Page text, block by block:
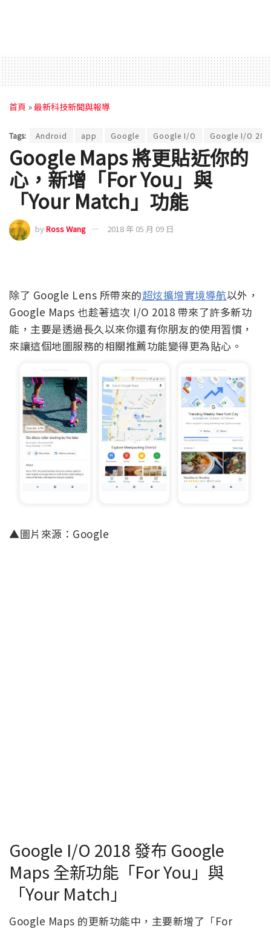
首頁 »最新科技新聞與報導
Tags: Android app Google Google I/O Google I/O
Google Maps 將更貼近你的
心，新增「For You」與
「Your Match」功能
byRoss Wang 2018 年 05 月 09 日
除了 Google Lens 所帶來的超炫擴增實境導航以外，
Google Maps 也趁著這次 I/O 2018 帶來了許多新功
能，主要是透過長久以來你還有你朋友的使用習慣，
來讓這個地圖服務的相關推薦功能變得更為貼心。
▲圖片來源：Google
Google I/O 2018 發布 Google
Maps 全新功能「For You」與
「Your Match」
Google Maps 的更新功能中，主要新增了「For